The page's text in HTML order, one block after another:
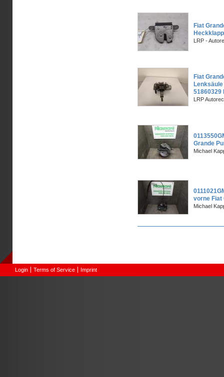
Fiat
LRP -
Fiat
51860329
LRP
Grande
Michael
vorne Fiat
Michael
Login Terms of Service Imprint